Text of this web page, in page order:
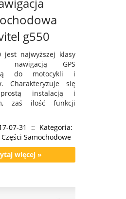
g550
jest najwyższej klasy
nawigacją GPS
do motocykli i
Charakteryzuje się
instalacją i
zaś ilość funkcji
07-31
:: Kategoria:
Samochodowe
więcej »